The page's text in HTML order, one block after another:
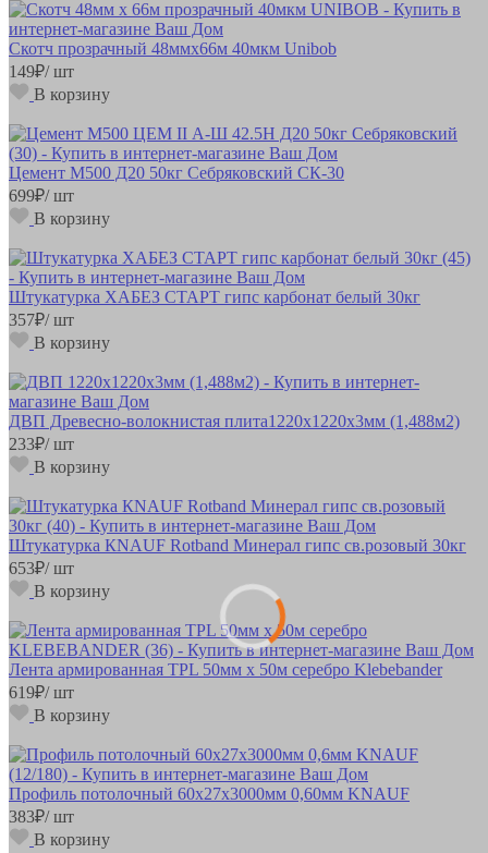
Скотч прозрачный 48ммх66м 40мкм Unibob
149₽/ шт
В корзину
Цемент М500 Д20 50кг Себряковский СК-30
699₽/ шт
В корзину
Штукатурка ХАБЕЗ СТАРТ гипс карбонат белый 30кг
357₽/ шт
В корзину
ДВП Древесно-волокнистая плита1220х1220х3мм (1,488м2)
233₽/ шт
В корзину
Штукатурка КNAUF Rotband Минерал гипс св.розовый 30кг
653₽/ шт
В корзину
Лента армированная TPL 50мм х 50м серебро Klebebander
619₽/ шт
В корзину
Профиль потолочный 60х27х3000мм 0,60мм KNAUF
383₽/ шт
В корзину